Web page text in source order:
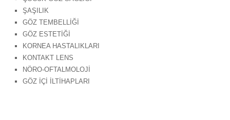
ŞAŞILIK
GÖZ TEMBELLİĞİ
GÖZ ESTETİĞİ
KORNEA HASTALIKLARI
KONTAKT LENS
NÖRO-OFTALMOLOJİ
GÖZ İÇİ İLTİHAPLARI